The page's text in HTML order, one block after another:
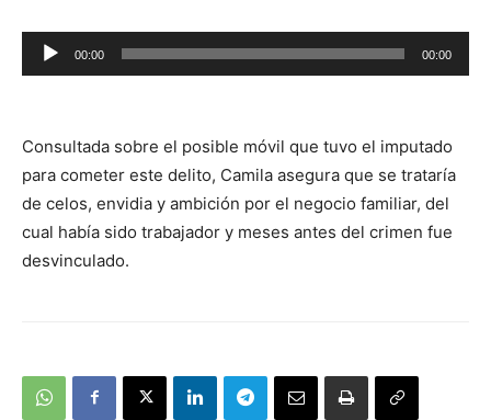
Reproductor
de
00:00 00:00
Consultada sobre el posible móvil que tuvo el imputado
para cometer este delito, Camila asegura que se trataría
de celos, envidia y ambición por el negocio familiar, del
cual había sido trabajador y meses antes del crimen fue
desvinculado.